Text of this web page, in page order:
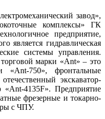
завод»,
комплексы» ГК
предприятие,
является гидравлическая
системы управления.
марки «Ant» – это
«Ant-750», фронтальные
экскаватор-
«Ant-4135F». Предприятие
фрезерные и токарно-
с ЧПУ.